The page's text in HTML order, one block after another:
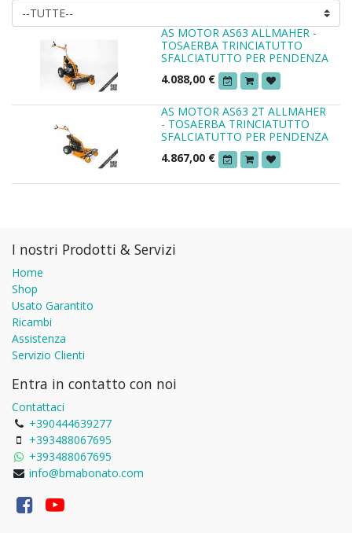
AS MOTOR AS63 ALLMAHER -
TOSAERBA TRINCIATUTTO
SFALCIATUTTO PER PENDENZA
4.088,00 €
AS MOTOR AS63 2T ALLMAHER
- TOSAERBA TRINCIATUTTO
SFALCIATUTTO PER PENDENZA
4.867,00 €
I nostri Prodotti & Servizi
Home
Shop
Usato Garantito
Ricambi
Assistenza
Servizio Clienti
Entra in contatto con noi
Contattaci
+390444639277
+393488067695
+393488067695
info@bmabonato.com